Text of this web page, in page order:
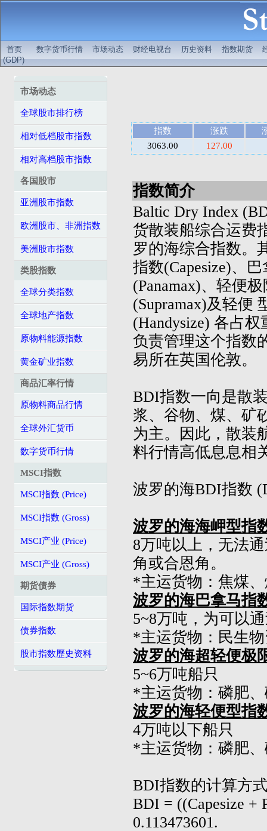
首页 数字货币行情 市场动态 财经电视台 历史资料 指数期货
(GDP)
市场动态
全球股市排行榜
相对低档股市指数
相对高档股市指数
各国股市
亚洲股市指数
欧洲股市、非洲指数
美洲股市指数
类股指数
全球分类指数
全球地产指数
原物料能源指数
黄金矿业指数
商品汇率行情
原物料商品行情
全球外汇货币
数字货币行情
MSCI指数
MSCI指数 (Price)
MSCI指数 (Gross)
MSCI产业 (Price)
MSCI产业 (Gross)
期货债券
国际指数期货
债券指数
股市指数歷史资料
指数 涨跌
3063.00
127.00
指数简介
Baltic Dry Index
货散装船综合运费
罗的海综合指数。
指数(Capesize)、
(Panamax)、轻便
(Supramax)及轻便
(Handysize) 各占
负责管理这个指数
易所在英国伦敦。
BDI指数一向是散
浆、谷物、煤、矿
为主。因此，散装
料行情高低息息相
波罗的海BDI指数
波罗的海海岬型指
8万吨以上，无法
角或合恩角。
*主运货物：焦煤
波罗的海巴拿马指
5~8万吨，为可以
*主运货物：民生
波罗的海超轻便极
5~6万吨船只
*主运货物：磷肥
波罗的海轻便型指
4万吨以下船只
*主运货物：磷肥
BDI指数的计算方
BDI = ((Capesize +
0.113473601.